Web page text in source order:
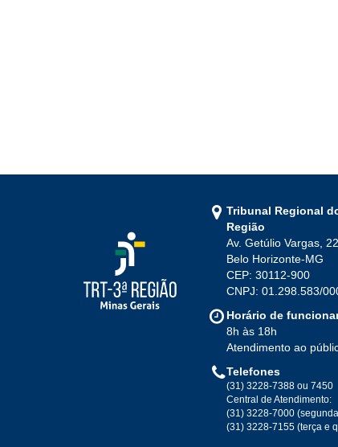
Tribunal Regional
Região
Av. Getúlio Vargas,
Belo Horizonte-MG
CEP: 30112-900
CNPJ: 01.298.583/
Horário de
8h às 18h
Atendimento ao
Telefones
(31) 3228-7388 ou 7450
Central de Atendimento:
(31) 3228-7000
(31) 3228-7155 (terça e